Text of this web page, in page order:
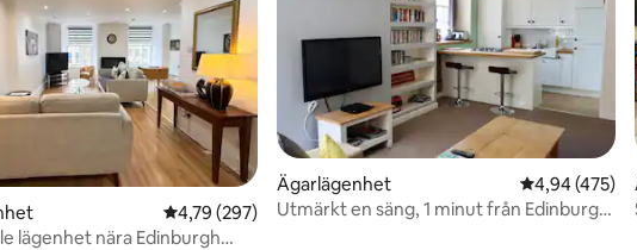
betyg, 276 omdömen
4,79 av 5 i genomsnittligt betyg, 297 omdömen
4,79 (297)
lägenhet nära Edinburgh
Ägarlägenhet 4,94 av 5 i
4,94 (475)
Utmärkt en säng, 1 minut från Edinburgh